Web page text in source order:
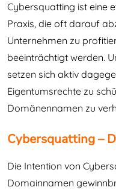
Cybersquatting ist eine
Praxis, die oft darauf
Unternehmen zu
beeinträchtigt werden.
setzen sich aktiv
Eigentumsrechte zu
Domänennamen zu
Cybersquatting –
Die Intention von
Domainnamen